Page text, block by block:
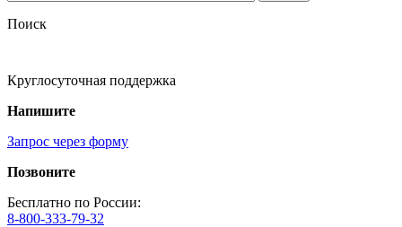
Поиск
Круглосуточная поддержка
Напишите
Запрос через форму
Позвоните
Бесплатно по России:
8-800-333-79-32